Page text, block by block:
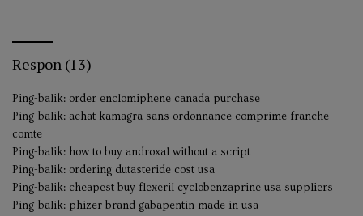
Respon (13)
Ping-balik: order enclomiphene canada purchase
Ping-balik: achat kamagra sans ordonnance comprime franche
comte
Ping-balik: how to buy androxal without a script
Ping-balik: ordering dutasteride cost usa
Ping-balik: cheapest buy flexeril cyclobenzaprine usa suppliers
Ping-balik: phizer brand gabapentin made in usa